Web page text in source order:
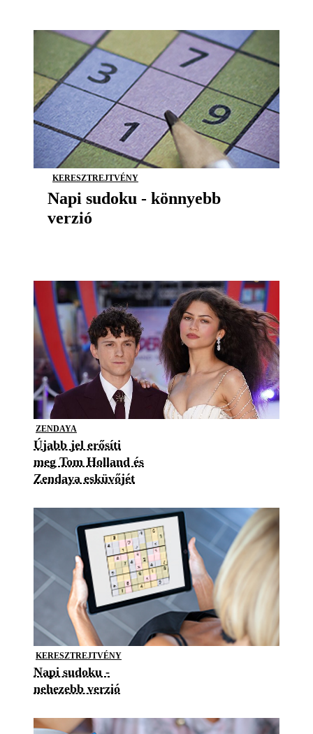
KERESZTREJTVÉNY
Napi sudoku - könnyebb
verzió
ZENDAYA
Újabb jel erősíti
meg Tom Holland és
Zendaya esküvőjét
KERESZTREJTVÉNY
Napi sudoku -
nehezebb verzió